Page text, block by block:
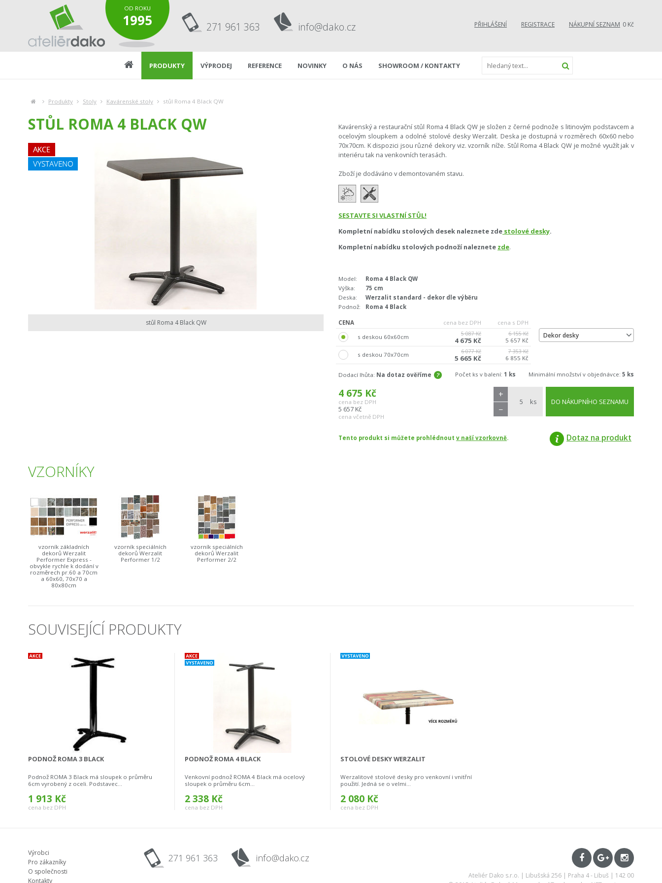
OD ROKU
1995 271 961 363 info@dako.cz PŘIHLÁŠENÍ REGISTRACE NÁKUPNÍ SEZNAM 0 Kč
PRODUKTY VÝPRODEJ REFERENCE NOVINKY O NÁS SHOWROOM / KONTAKTY
Produkty Stoly Kavárenské stoly stůl Roma 4 Black QW
STŮL ROMA 4 BLACK QW
stůl Roma 4 Black QW
Kavárenský a restaurační stůl Roma 4 Black QW je složen z černé podnože s litinovým podstavcem a
ocelovým sloupkem a odolné stolové desky Werzalit. Deska je dostupná v rozměrech 60x60 nebo
70x70cm. K dispozici jsou různé dekory viz. vzorník níže. Stůl Roma 4 Black QW je možné využít jak v
interiéru tak na venkovních terasách.
Zboží je dodáváno v demontovaném stavu.
SESTAVTE SI VLASTNÍ STŮL!
Kompletní nabídku stolových desek naleznete zde stolové desky.
Kompletní nabídku stolových podnoží naleznete zde.
Model:
Roma 4 Black QW
Výška:
75 cm
Deska:
Werzalit standard - dekor dle výběru
Podnož:
Roma 4 Black
CENA cena bez DPH
cena s DPH
s deskou 60x60cm
5 087 Kč
4 675 Kč
6 155 Kč
5 657 Kč
s deskou 70x70cm
6 077 Kč
5 665 Kč
7 353 Kč
6 855 Kč
Dekor desky
Dodací lhůta: Na dotaz ověříme Počet ks v balení: 1 ks Minimální množství v objednávce: 5 ks
4 675 Kč
cena bez DPH
5 657 Kč
cena včetně DPH
ks
+
−
DO NÁKUPNÍHO SEZNAMU
Tento produkt si můžete prohlédnout v naší vzorkovně. Dotaz na produkt
VZORNÍKY
vzorník základních
dekorů Werzalit
Performer Express -
obvykle rychle k dodání v
rozměrech pr.60 a 70cm
a 60x60, 70x70 a
80x80cm
vzorník speciálních
dekorů Werzalit
Performer 1/2
vzorník speciálních
dekorů Werzalit
Performer 2/2
SOUVISEJÍCÍ PRODUKTY
PODNOŽ ROMA 3 BLACK
Podnož ROMA 3 Black má sloupek o průměru
6cm vyrobený z oceli. Podstavec...
1 913 Kč
cena bez DPH
PODNOŽ ROMA 4 BLACK
Venkovní podnož ROMA 4 Black má ocelový
sloupek o průměru 6cm...
2 338 Kč
cena bez DPH
STOLOVÉ DESKY WERZALIT
Werzalitové stolové desky pro venkovní i vnitřní
použití. Jedná se o velmi...
2 080 Kč
cena bez DPH
Výrobci
Pro zákazníky
O společnosti
Kontakty
271 961 363 info@dako.cz
Ateliér Dako s.r.o. | Libušská 256 | Praha 4 - Libuš | 142 00